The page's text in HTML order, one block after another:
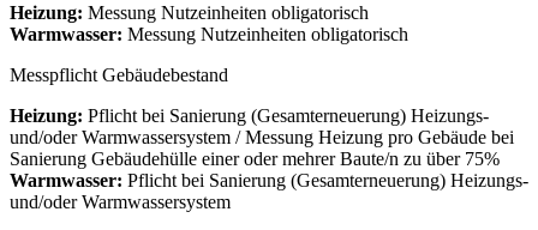
Heizung: Messung Nutzeinheiten obligatorisch
Warmwasser: Messung Nutzeinheiten obligatorisch
Messpflicht Gebäudebestand
Heizung: Pflicht bei Sanierung (Gesamterneuerung) Heizungs-
und/oder Warmwassersystem / Messung Heizung pro Gebäude bei
Sanierung Gebäudehülle einer oder mehrer Baute/n zu über 75%
Warmwasser: Pflicht bei Sanierung (Gesamterneuerung) Heizungs-
und/oder Warmwassersystem